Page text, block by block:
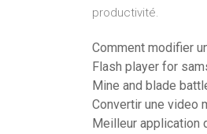
productivité.
Comment modifier
Flash player for
Mine and blade
Convertir une video
Meilleur application